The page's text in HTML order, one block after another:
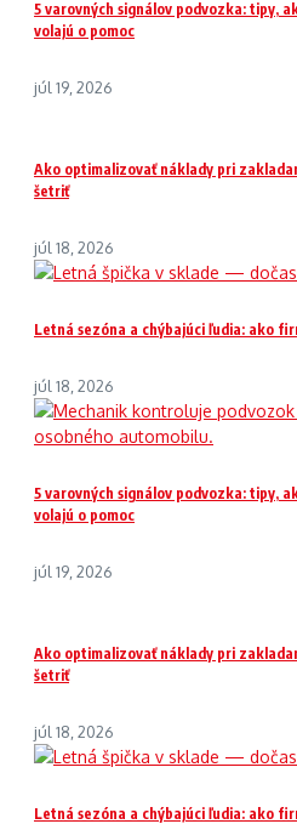
5 varovných signálov podvozka: tipy,
volajú o pomoc
júl 19, 2026
Ako optimalizovať náklady pri
šetriť
júl 18, 2026
Letná sezóna a chýbajúci ľudia: ako
júl 18, 2026
5 varovných signálov podvozka: tipy,
volajú o pomoc
júl 19, 2026
Ako optimalizovať náklady pri
šetriť
júl 18, 2026
Letná sezóna a chýbajúci ľudia: ako